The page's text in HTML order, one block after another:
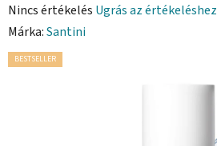
A
termék
átlagos
Nincs értékelés Ugrás az értékeléshez
Márka:Santini
BESTSELLER